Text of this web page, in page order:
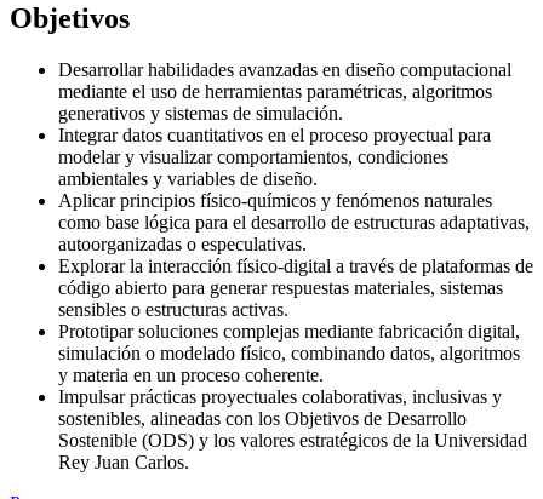
Objetivos
Desarrollar habilidades avanzadas en diseño computacional
mediante el uso de herramientas paramétricas, algoritmos
generativos y sistemas de simulación.
Integrar datos cuantitativos en el proceso proyectual para
modelar y visualizar comportamientos, condiciones
ambientales y variables de diseño.
Aplicar principios físico-químicos y fenómenos naturales
como base lógica para el desarrollo de estructuras adaptativas,
autoorganizadas o especulativas.
Explorar la interacción físico-digital a través de plataformas de
código abierto para generar respuestas materiales, sistemas
sensibles o estructuras activas.
Prototipar soluciones complejas mediante fabricación digital,
simulación o modelado físico, combinando datos, algoritmos
y materia en un proceso coherente.
Impulsar prácticas proyectuales colaborativas, inclusivas y
sostenibles, alineadas con los Objetivos de Desarrollo
Sostenible (ODS) y los valores estratégicos de la Universidad
Rey Juan Carlos.